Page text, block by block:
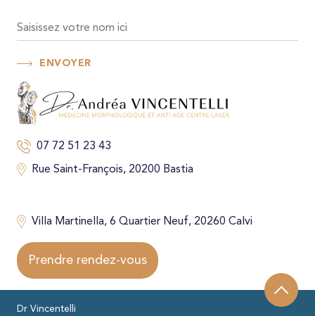
ENVOYER
07 72 51 23 43
Rue Saint-François, 20200 Bastia
Villa Martinella, 6 Quartier Neuf, 20260 Calvi
Prendre rendez-vous
Dr Vincentelli